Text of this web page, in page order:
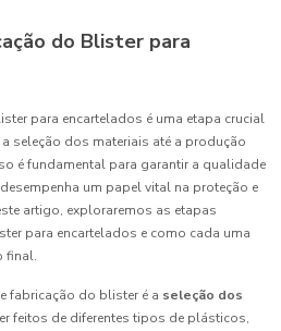
do Blister para
para encartelados é uma etapa crucial
seleção dos materiais até a produção
é fundamental para garantir a qualidade
um papel vital na proteção e
artigo, exploraremos as etapas
para encartelados e como cada uma
final.
fabricação do blister é a seleção dos
feitos de diferentes tipos de plásticos,